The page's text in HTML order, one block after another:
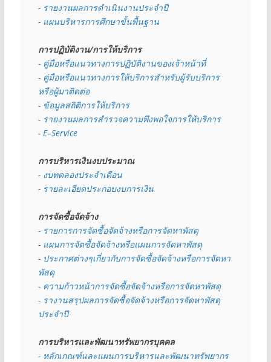
- รายงานผลการดำเนินงานประจำปี
- แผนบริหารการศึกษาขั้นพื้นฐาน
การปฏิบัติงาน/การให้บริการ
- คู่มือหรือแนวทางการปฏิบัติงานของเจ้าหน้าที่
- คู่มือหรือแนวทางการให้บริการสำหรับผู้รับบริการ
หรือผู้มาติดต่อ
- ข้อมูลสถิติการให้บริการ
- รายงานผลการสำรวจความพึงพอใจการให้บริการ
- E–Service
การบริหารเงินงบประมาณ
- งบทดลองประจำเดือน
- รายละเอียดประกอบงบการเงิน
การจัดซื้อจัดจ้าง
- รายการการจัดซื้อจัดจ้างหรือการจัดหาพัสดุ
- แผนการจัดซื้อจัดจ้างหรือแผนการจัดหาพัสดุ
- ประกาศต่างๆเกี่ยวกับการจัดซื้อจัดจ้างหรือการจัดหา
พัสดุ
- ความก้าวหน้าการจัดซื้อจัดจ้างหรือการจัดหาพัสดุ
- รางานสรุปผลการจัดซื้อจัดจ้างหรือการจัดหาพัสดุ
ประจำปี
การบริหารและพัฒนาทรัพยากรบุคคล
- หลักเกณฑ์และแผนการบริหารและพัฒนาทรัพยากร